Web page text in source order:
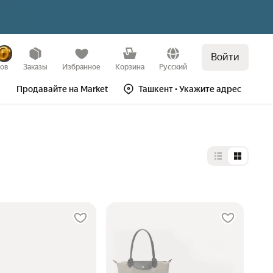
Заказы Избранное Корзина Русский
Войти
Продавайте на Market Ташкент• Укажите адрес
Выбор типа